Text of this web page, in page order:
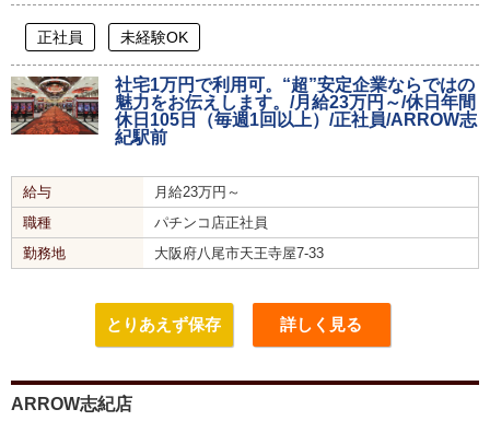
正社員 未経験OK
社宅1万円で利用可。“超”安定企業ならではの
魅力をお伝えします。/月給23万円～/休日年間
休日105日（毎週1回以上）/正社員/ARROW志
紀駅前
給与
月給23万円～
職種
パチンコ店正社員
勤務地
大阪府八尾市天王寺屋7-33
とりあえず保存 詳しく見る
ARROW志紀店